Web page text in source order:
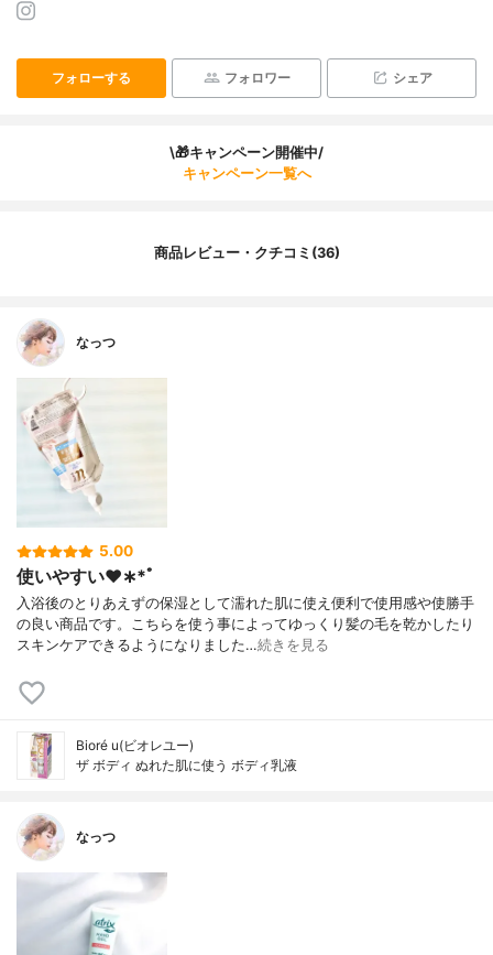
フォローする フォロワー シェア
\🎁キャンペーン開催中/
キャンペーン一覧へ
商品レビュー・クチコミ(36)
なっつ
5.00
使いやすい♥︎︎∗︎*ﾟ
入浴後のとりあえずの保湿として濡れた肌に使え便利で使用感や使勝手
の良い商品です。こちらを使う事によってゆっくり髪の毛を乾かしたり
スキンケアできるようになりました…続きを見る
Bioré u(ビオレユー)
ザ ボディ ぬれた肌に使う ボディ乳液
なっつ